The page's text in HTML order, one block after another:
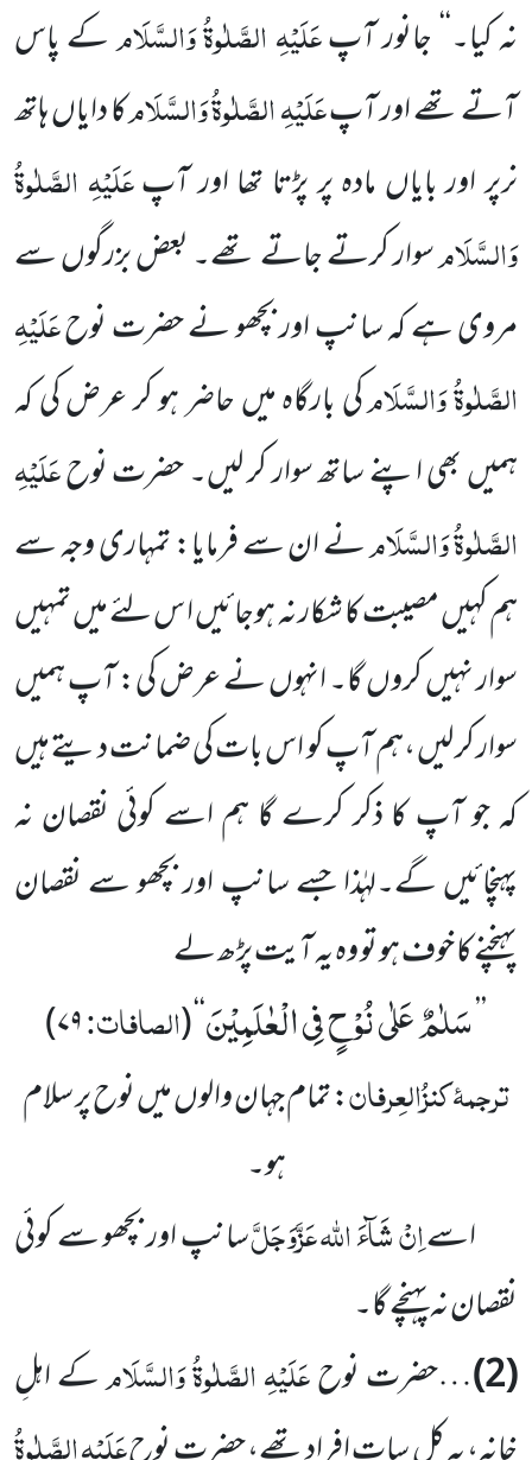
نہ کیا۔‘‘ جانور آپعَلَیْہِ الصَّلٰوۃُ وَالسَّلَامکے پاس
آتے تھے اور آپعَلَیْہِ الصَّلٰوۃُ وَالسَّلَامکا دایاں ہاتھ
نرپر اور بایاں مادہ پر پڑتا تھا اور آپعَلَیْہِ الصَّلٰوۃُ
وَالسَّلَامسوار کرتے جاتے تھے۔ بعض بزرگوں سے
مروی ہے کہ سانپ اور بچھو نے حضرت نوحعَلَیْہِ
الصَّلٰوۃُ وَالسَّلَامکی بارگاہ میں حاضر ہو کر عرض کی کہ
ہمیں بھی اپنے ساتھ سوار کر لیں۔ حضرت نوحعَلَیْہِ
الصَّلٰوۃُ وَالسَّلَامنے ان سے فرمایا: تمہاری وجہ سے
ہم کہیں مصیبت کا شکار نہ ہوجائیں ا س لئے میں تمہیں
سوار نہیں کروں گا۔ انہوں نے عرض کی: آپ ہمیں
سوار کر لیں ،ہم آپ کو اس بات کی ضمانت دیتے ہیں
کہ جو آپ کا ذکر کرے گا ہم اسے کوئی نقصان نہ
پہنچائیں گے۔لہٰذا جسے سانپ اور بچھو سے نقصان
پہنچنے کا خوف ہو تو وہ یہ آیت پڑھ لے
’’سَلٰمٌ عَلٰى نُوْحٍ فِی الْعٰلَمِیْنَ‘‘ (الصافات:۷۹)
ترجمۂکنزُالعِرفان: تمام جہان والوں میں نوح پر سلام
ہو۔
اسےاِنْ شَآءَ اللہ عَزَّوَجَلَّسانپ اور بچھو سے کوئی
نقصان نہ پہنچے گا۔
(2) …حضرت نوحعَلَیْہِ الصَّلٰوۃُ وَالسَّلَامکے اہلِ
عَلَیْہِ الصَّلٰوۃُ